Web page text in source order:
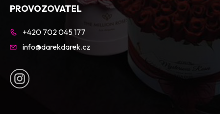
PROVOZOVATEL
+420 702 045 177
info@darekdarek.cz